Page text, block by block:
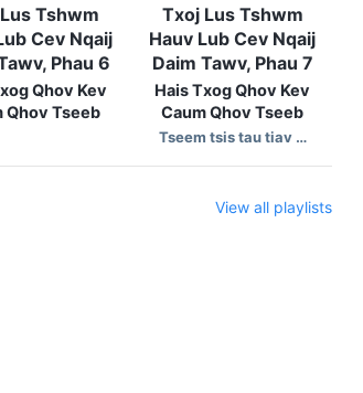
Tshwm
Cev Nqaij
Phau 6
Qhov Kev
Qhov Tseeb
Txoj Lus Tshwm
Hauv Lub Cev Nqaij
Daim Tawv, Phau 7
Hais Txog Qhov Kev
Caum Qhov Tseeb
Tseem tsis tau tiav …
View all playlists